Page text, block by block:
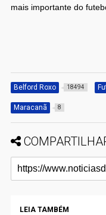
mais importante do
Belford Roxo 18494
Maracanã 8
LEIA TAMBÉM